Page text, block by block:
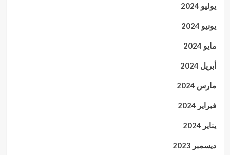
يوليو 2024
يونيو 2024
مايو 2024
أبريل 2024
مارس 2024
فبراير 2024
يناير 2024
ديسمبر 2023